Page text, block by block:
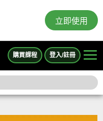
立即使用
購買課程 登入/註冊